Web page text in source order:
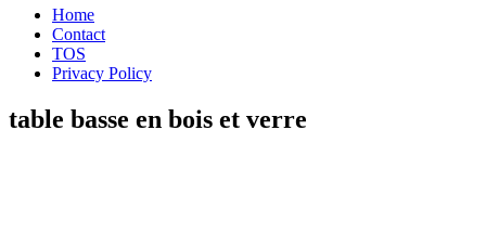
Home
Contact
TOS
Privacy Policy
table basse en bois et verre